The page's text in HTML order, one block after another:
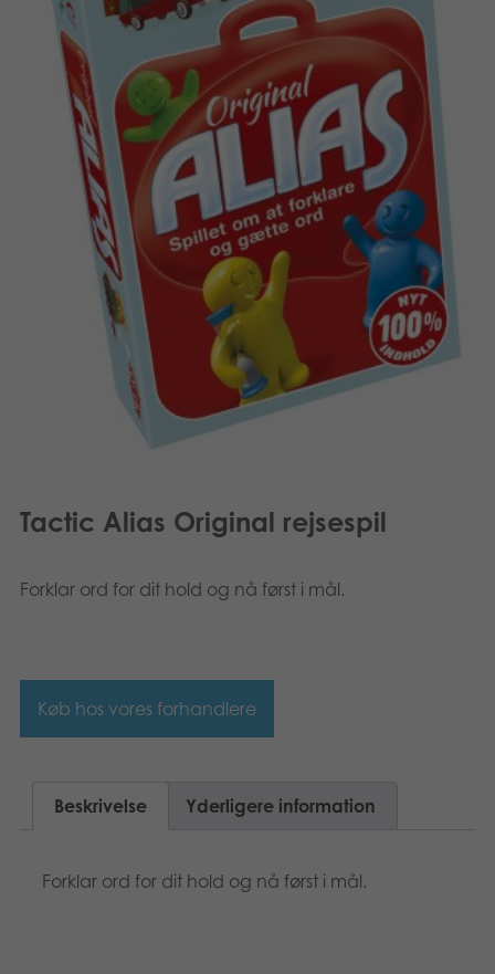
Bøger
Applikationer
Arkiverede produkter
Tactic Alias Original rejsespil
Forklar ord for dit hold og nå først i mål.
Køb hos vores forhandlere
Beskrivelse Yderligere information
Forklar ord for dit hold og nå først i mål.